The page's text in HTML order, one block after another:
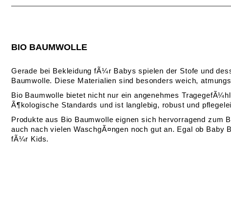
BIO BAUMWOLLE
Gerade bei Bekleidung fÃ¼r Babys spielen der Stofe und
Baumwolle. Diese Materialien sind besonders weich,
Bio Baumwolle bietet nicht nur ein angenehmes
Ã¶kologische Standards und ist langlebig, robust und
Produkte aus Bio Baumwolle eignen sich hervorragend
auch nach vielen WaschgÃ¤ngen noch gut an. Egal ob
fÃ¼r Kids.